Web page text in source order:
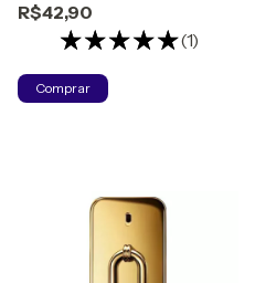
R$42,90
(1)
Comprar